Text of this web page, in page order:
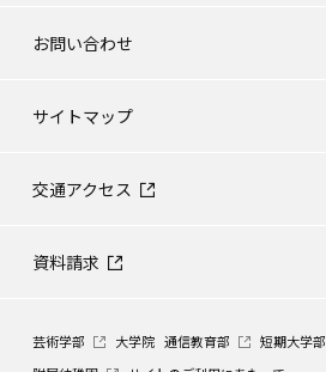
お問い合わせ
サイトマップ
交通アクセス
資料請求
芸術学部 大学院 通信教育部 短期大学部